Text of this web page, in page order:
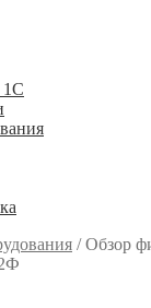
1С
/Обзор